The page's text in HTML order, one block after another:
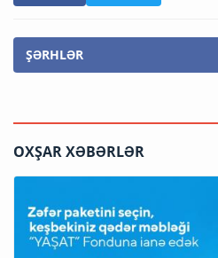
ŞƏRHLƏR
OXŞAR XƏBƏRLƏR